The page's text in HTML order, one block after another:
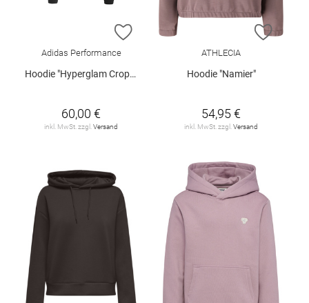
ZUR WUNSCHLISTE HINZUFÜGEN
Adidas Performance
Hoodie "Hyperglam Cropped"
60,00 €
inkl. MwSt. zzgl. Versand
ZUR
ATHLECIA
Hoodie "Namier"
54,95 €
inkl. MwSt. zzgl. Versand